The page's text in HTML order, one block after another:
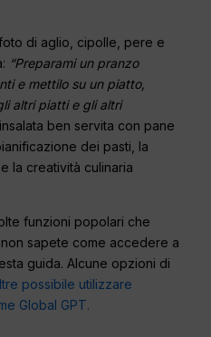
di aglio, cipolle, pere e
“Preparami un pranzo
e mettilo su un piatto,
altri piatti e gli altri
ben servita con pane
dei pasti, la
la creatività culinaria
funzioni popolari che
sapete come accedere a
guida. Alcune opzioni di
possibile utilizzare
Global GPT.